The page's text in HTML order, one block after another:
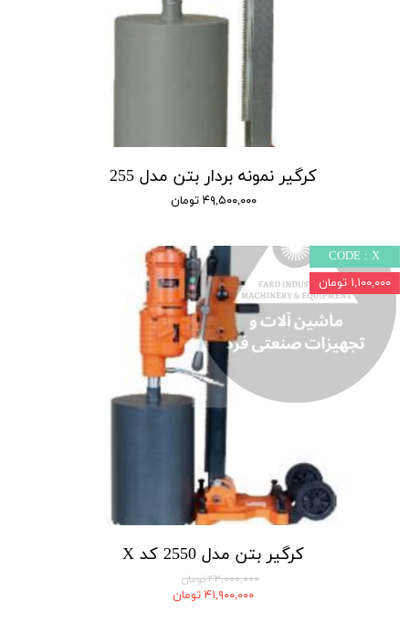
کرگیر نمونه بردار بتن مدل 255
۴۹,۵۰۰,۰۰۰ تومان
کرگیر بتن مدل 2550 کد X
۴۳,۰۰۰,۰۰۰ تومان
۴۱,۹۰۰,۰۰۰ تومان
CODE : X
۱,۱۰۰,۰۰۰ تومان